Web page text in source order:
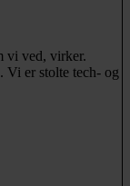
vi ved, virker.
Vi er stolte tech- og